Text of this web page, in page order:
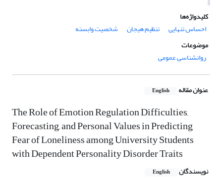
کلیدواژه‌ها
احساس تنهایی
تنظیم هیجان
شخصیت وابسته
موضوعات
روانشناسی عمومی
عنوان مقاله English
The Role of Emotion Regulation Difficulties,
Forecasting, and Personal Values in Predicting
Fear of Loneliness among University Students
with Dependent Personality Disorder Traits
نویسندگان English